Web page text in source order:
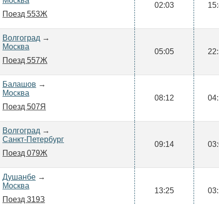
Поезд 553Ж
02:03
Волгоград →
Москва
Поезд 557Ж
05:05
Балашов →
Москва
Поезд 507Я
08:12
Волгоград →
Санкт-Петербург
Поезд 079Ж
09:14
Душанбе →
Москва
Поезд 319З
13:25